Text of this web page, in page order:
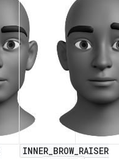
INNER_BROW_RAISER